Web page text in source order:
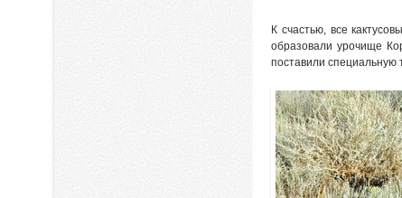
К счастью, все
образовали урочище
поставили специальную